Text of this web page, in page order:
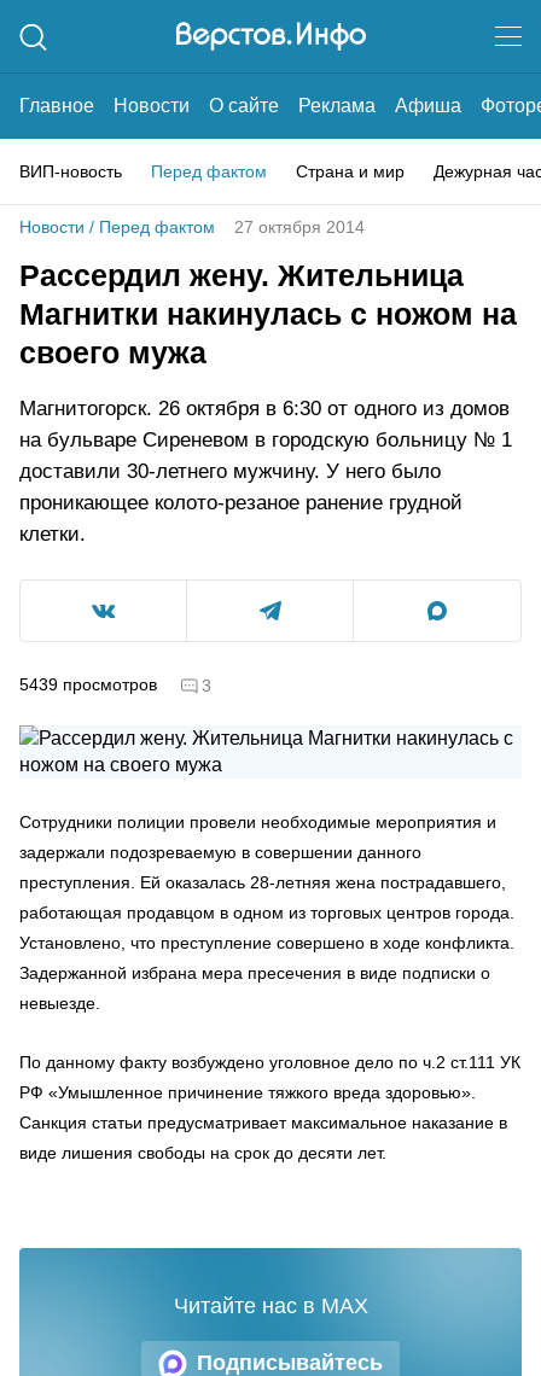
Главное Новости О сайте Реклама Афиша
ВИП-новость Перед фактом Страна и мир Дежурная
Новости / Перед фактом 27 октября 2014
Рассердил жену. Жительница
Магнитки накинулась с ножом на
своего мужа
Магнитогорск. 26 октября в 6:30 от одного из домов
на бульваре Сиреневом в городскую больницу № 1
доставили 30-летнего мужчину. У него было
проникающее колото-резаное ранение грудной
клетки.
5439 просмотров 3
Сотрудники полиции провели необходимые мероприятия и
задержали подозреваемую в совершении данного
преступления. Ей оказалась 28-летняя жена пострадавшего,
работающая продавцом в одном из торговых центров города.
Установлено, что преступление совершено в ходе конфликта.
Задержанной избрана мера пресечения в виде подписки о
невыезде.
По данному факту возбуждено уголовное дело по ч.2 ст.111 УК
РФ «Умышленное причинение тяжкого вреда здоровью».
Санкция статьи предусматривает максимальное наказание в
виде лишения свободы на срок до десяти лет.
Подписывайтесь
Читайте нас в MAX